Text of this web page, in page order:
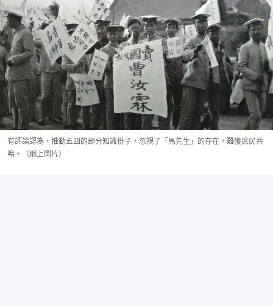
有評論認為，推動五四的部分知識份子，忽視了「馬先生」的存在，難獲庶民共
鳴。（網上圖片）